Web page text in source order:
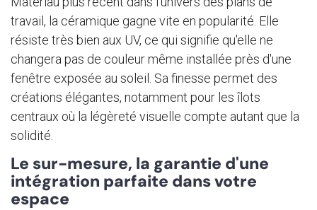
travail, la céramique gagne vite en popularité. Elle
résiste très bien aux UV, ce qui signifie qu'elle ne
changera pas de couleur même installée près d'une
fenêtre exposée au soleil. Sa finesse permet des
créations élégantes, notamment pour les îlots
centraux où la légèreté visuelle compte autant que la
solidité.
Le sur-mesure, la garantie d'une
intégration parfaite dans votre
espace